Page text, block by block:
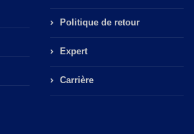
Politique de retour
Expert
Carrière